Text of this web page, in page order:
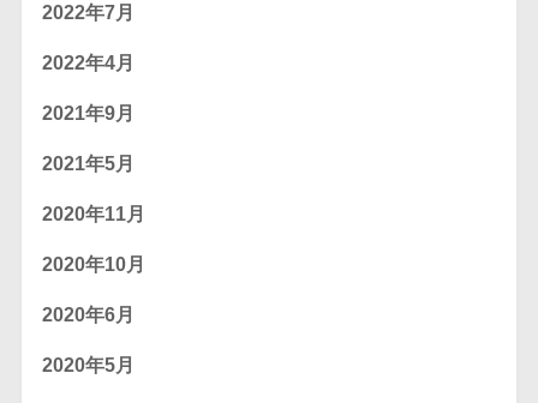
2022年7月
2022年4月
2021年9月
2021年5月
2020年11月
2020年10月
2020年6月
2020年5月